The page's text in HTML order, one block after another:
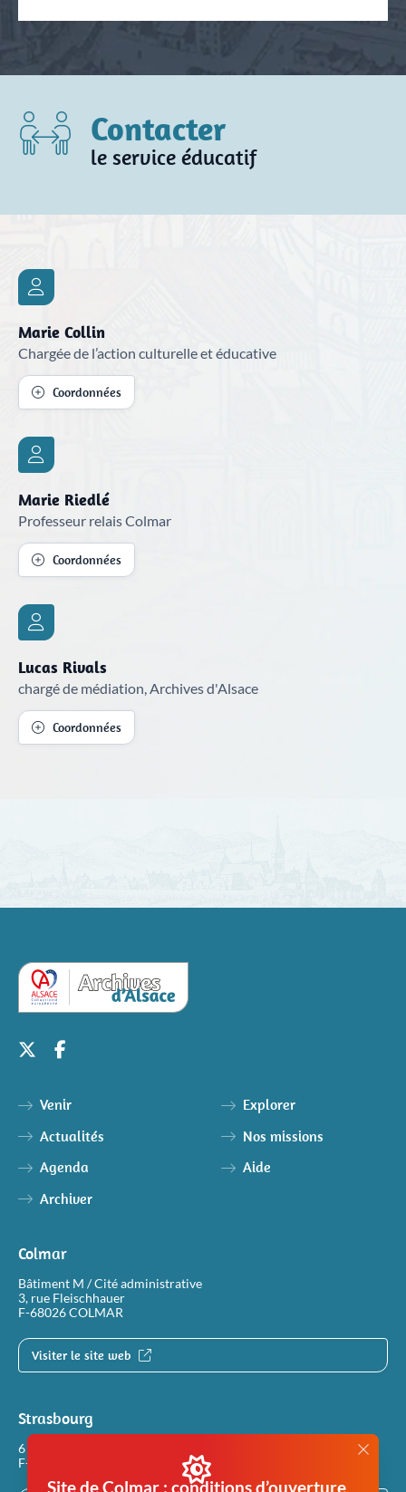
Contacter
le service éducatif
Marie Collin
Chargée de l’action culturelle et éducative
Coordonnées
Marie Riedlé
Professeur relais Colmar
Coordonnées
Lucas Rivals
chargé de médiation, Archives d'Alsace
Coordonnées
Venir
Actualités
Agenda
Archiver
Explorer
Nos missions
Aide
Colmar
Bâtiment M / Cité administrative
3, rue Fleischhauer
F-68026 COLMAR
Visiter le site web
Strasbourg
6 rue Philippe Dollinger
F-67100 STRASBOURG
Site de Colmar : conditions d’ouverture